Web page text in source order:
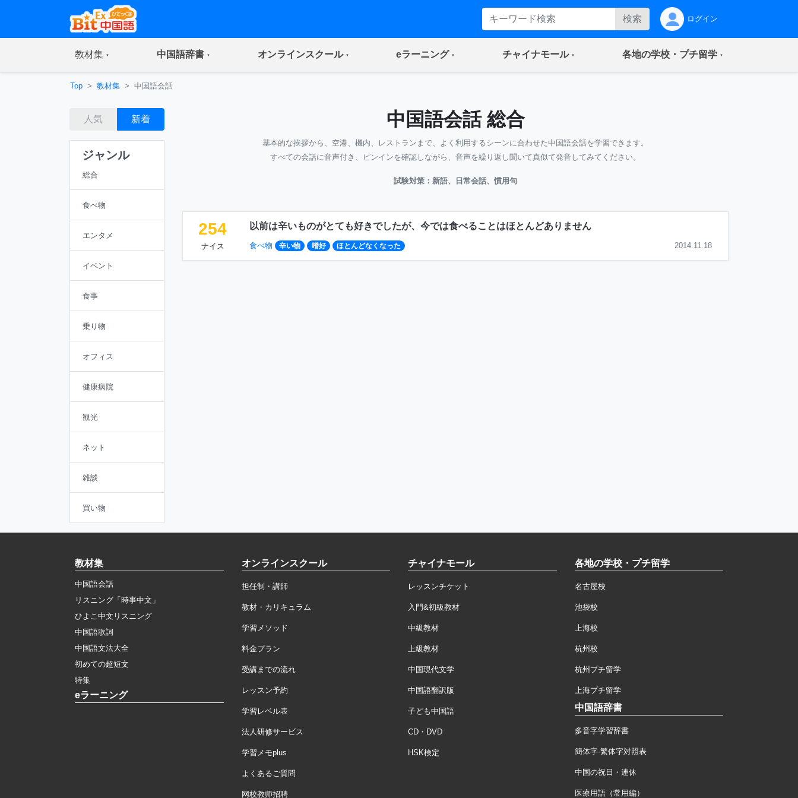
検索 ログイン
教材集(current) 中国語辞書(current) オンラインスクール(current) eラーニング(current) チャイナモール(current) 各地の学校・プチ留学(current)
Top 教材集 中国語会話
人気 新着
ジャンル
総合
食べ物
エンタメ
イベント
食事
乗り物
オフィス
健康病院
観光
ネット
雑談
買い物
中国語会話 総合
基本的な挨拶から、空港、機内、レストランまで、よく利用するシーンに合わせた中国語会話を学習できます。
すべての会話に音声付き、ピンインを確認しながら、音声を繰り返し聞いて真似て発音してみてください。
試験対策：新語、日常会話、慣用句
254
ナイス
以前は辛いものがとても好きでしたが、今では食べることはほとんどありません
食べ物 辛い物 嗜好 ほとんどなくなった 2014.11.18
教材集
中国語会話
リスニング「時事中文」
ひよこ中文リスニング
中国語歌詞
中国語文法大全
初めての超短文
特集
eラーニング
オンラインスクール
担任制・講師
教材・カリキュラム
学習メソッド
料金プラン
受講までの流れ
レッスン予約
学習レベル表
法人研修サービス
学習メモplus
よくあるご質問
网校教师招聘
チャイナモール
レッスンチケット
入門&初級教材
中級教材
上級教材
中国現代文学
中国語翻訳版
子ども中国語
CD・DVD
HSK検定
各地の学校・プチ留学
名古屋校
池袋校
上海校
杭州校
杭州プチ留学
上海プチ留学
中国語辞書
多音字学習辞書
簡体字·繁体字対照表
中国の祝日・連休
医療用語（常用編）